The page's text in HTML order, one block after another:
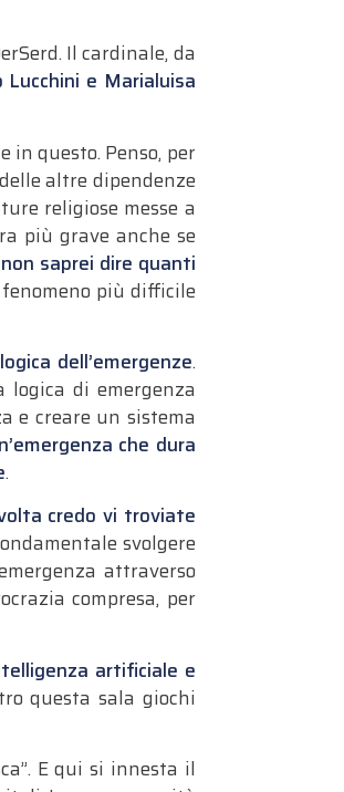
Il cardinale, da
Lucchini e Marialuisa
in questo. Penso, per
altre dipendenze
religiose messe a
più grave anche se
saprei dire quanti
più difficile
dell’emergenze.
logica di emergenza
e creare un sistema
che dura
.
credo vi troviate
svolgere
attraverso
compresa, per
artificiale e
questa sala giochi
E qui si innesta il